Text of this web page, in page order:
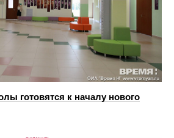
готовятся к началу нового